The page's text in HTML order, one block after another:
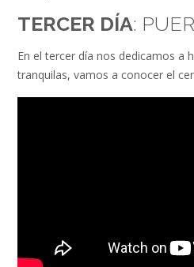
TERCER DÍA:
En el tercer día nos dedicamos a
tranquilas, vamos a conocer el